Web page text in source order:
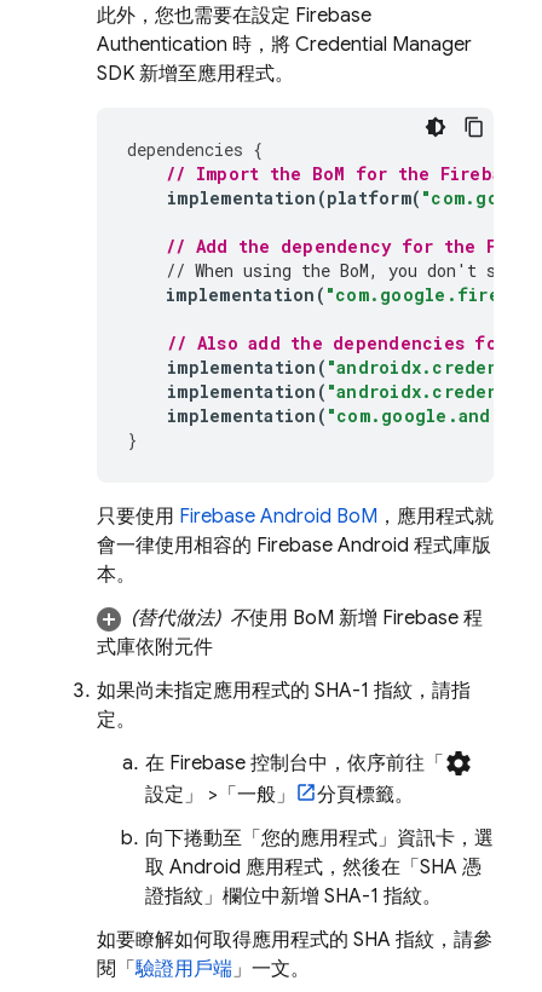
此外，您也需要在設定 Firebase
Authentication 時，將 Credential Manager
SDK 新增至應用程式。
dependencies {
// Import the BoM for the Firebase
implementation (platform(
// Add the dependency for the
// When using the BoM, you don't
implementation (
// Also add the dependencies for
implementation (
implementation (
implementation (
}
只要使用 Firebase Android BoM ，應用程式就
會一律使用相容的 Firebase Android 程式庫版
本。
(替代做法) 不使用 BoM 新增 Firebase 程
式庫依附元件
如果尚未指定應用程式的 SHA-1 指紋，請指
定。
在 Firebase 控制台中，依序前往「 settings
設定」 >「一般」 分頁標籤。
向下捲動至「您的應用程式」 資訊卡，選
取 Android 應用程式，然後在「SHA 憑
證指紋」 欄位中新增 SHA-1 指紋。
如要瞭解如何取得應用程式的 SHA 指紋，請參
閱「驗證用戶端」一文。